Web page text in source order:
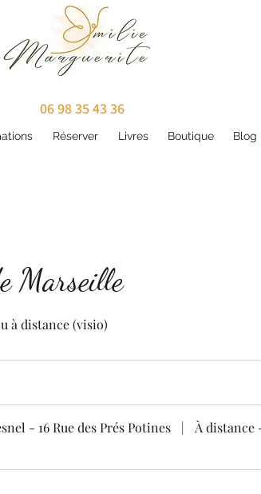
06 98 35 43 36
Réserver Livres Boutique Blog
Marseille
à distance (visio)
- 16 Rue des Prés Potines |
À distance